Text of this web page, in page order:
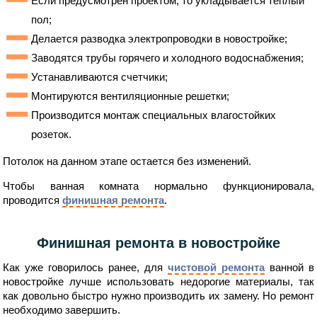
пол;
Делается разводка электропроводки в новостройке;
Заводятся трубы горячего и холодного водоснабжения;
Устанавливаются счетчики;
Монтируются вентиляционные решетки;
Производится монтаж специальных влагостойких
розеток.
Потолок на данном этапе остается без изменений.
Чтобы ванная комната нормально функционировала,
проводитсяфинишная ремонта.
Финишная ремонта в новостройке
Как уже говорилось ранее, для чистовой ремонтаванной в
новостройке лучше использовать недорогие материалы, так
как довольно быстро нужно производить их замену. Но ремонт
необходимо завершить.